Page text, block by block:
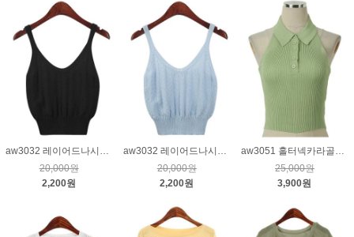
20,000원
2,200원
20,000원
2,200원
25,000원
3,900원